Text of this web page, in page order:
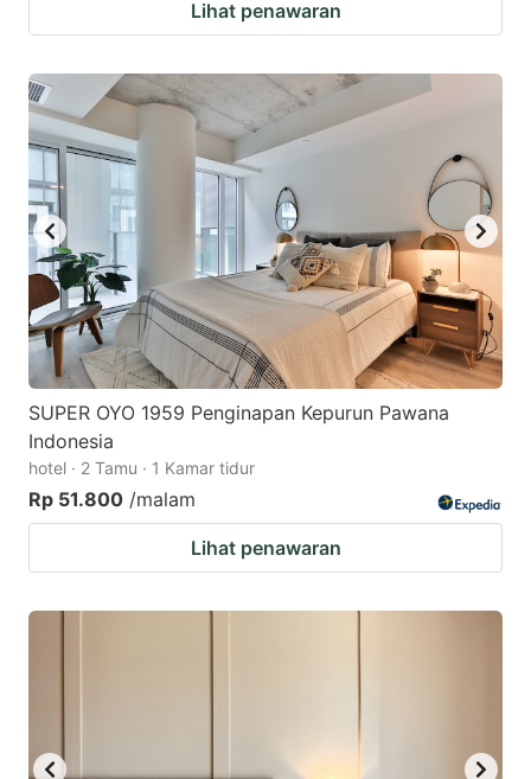
Lihat penawaran
SUPER OYO 1959 Penginapan Kepurun Pawana
Indonesia
hotel · 2 Tamu · 1 Kamar tidur
Rp 51.800 /malam
Lihat penawaran